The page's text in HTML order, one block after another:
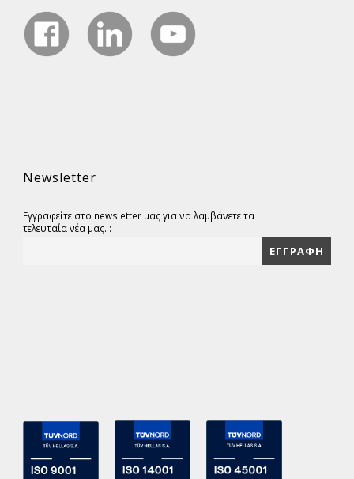
Newsletter
Εγγραφείτε στο newsletter μας για να λαμβάνετε τα
τελευταία νέα μας. :